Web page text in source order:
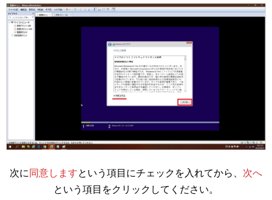
次に 同意しますという項目にチェックを入れてから、 次へ
という項目をクリックしてください。